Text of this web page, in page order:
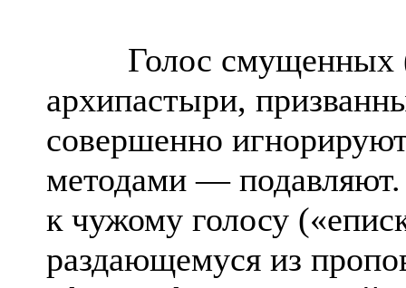
Голос смущенных
архипастыри,
совершенно
методами —
к чужому голосу
раздающемуся из